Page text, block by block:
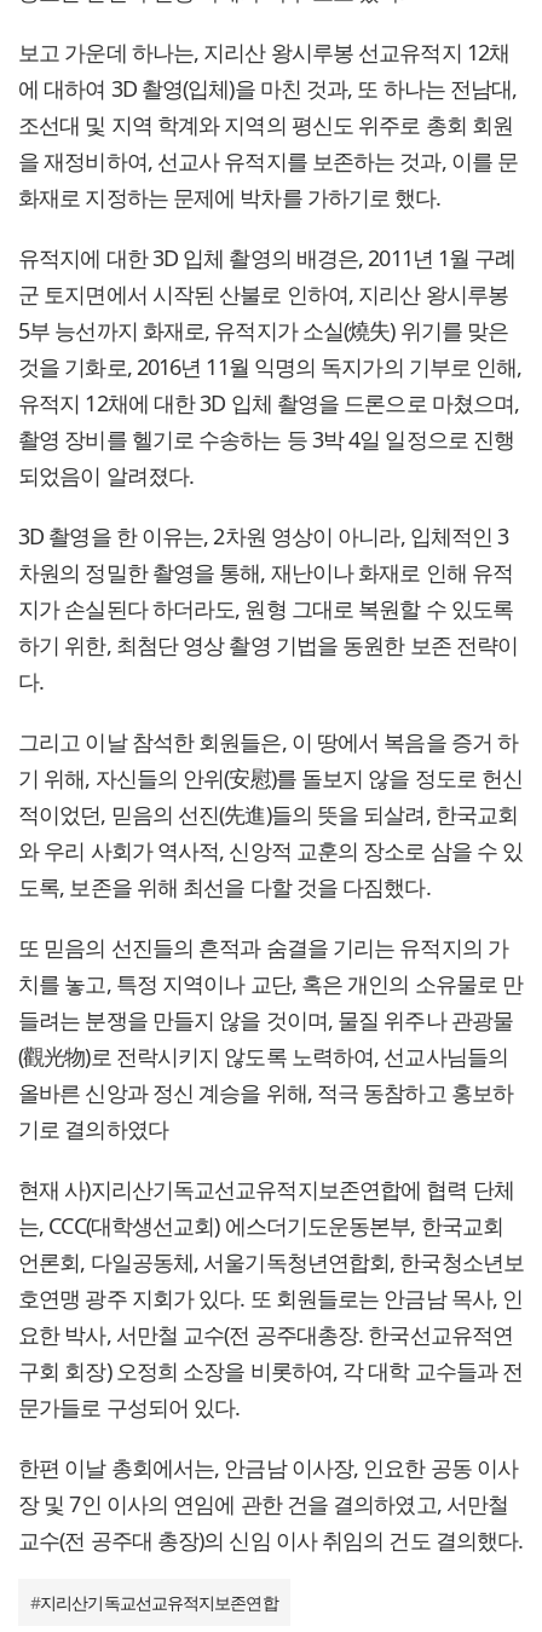
보고 가운데 하나는, 지리산 왕시루봉 선교유적지 12채
에 대하여 3D 촬영(입체)을 마친 것과, 또 하나는 전남대,
조선대 및 지역 학계와 지역의 평신도 위주로 총회 회원
을 재정비하여, 선교사 유적지를 보존하는 것과, 이를 문
화재로 지정하는 문제에 박차를 가하기로 했다.
유적지에 대한 3D 입체 촬영의 배경은, 2011년 1월 구례
군 토지면에서 시작된 산불로 인하여, 지리산 왕시루봉
5부 능선까지 화재로, 유적지가 소실(燒失) 위기를 맞은
것을 기화로, 2016년 11월 익명의 독지가의 기부로 인해,
유적지 12채에 대한 3D 입체 촬영을 드론으로 마쳤으며,
촬영 장비를 헬기로 수송하는 등 3박 4일 일정으로 진행
되었음이 알려졌다.
3D 촬영을 한 이유는, 2차원 영상이 아니라, 입체적인 3
차원의 정밀한 촬영을 통해, 재난이나 화재로 인해 유적
지가 손실된다 하더라도, 원형 그대로 복원할 수 있도록
하기 위한, 최첨단 영상 촬영 기법을 동원한 보존 전략이
다.
그리고 이날 참석한 회원들은, 이 땅에서 복음을 증거 하
기 위해, 자신들의 안위(安慰)를 돌보지 않을 정도로 헌신
적이었던, 믿음의 선진(先進)들의 뜻을 되살려, 한국교회
와 우리 사회가 역사적, 신앙적 교훈의 장소로 삼을 수 있
도록, 보존을 위해 최선을 다할 것을 다짐했다.
또 믿음의 선진들의 흔적과 숨결을 기리는 유적지의 가
치를 놓고, 특정 지역이나 교단, 혹은 개인의 소유물로 만
들려는 분쟁을 만들지 않을 것이며, 물질 위주나 관광물
(觀光物)로 전락시키지 않도록 노력하여, 선교사님들의
올바른 신앙과 정신 계승을 위해, 적극 동참하고 홍보하
기로 결의하였다
현재 사)지리산기독교선교유적지보존연합에 협력 단체
는, CCC(대학생선교회) 에스더기도운동본부, 한국교회
언론회, 다일공동체, 서울기독청년연합회, 한국청소년보
호연맹 광주 지회가 있다. 또 회원들로는 안금남 목사, 인
요한 박사, 서만철 교수(전 공주대총장. 한국선교유적연
구회 회장) 오정희 소장을 비롯하여, 각 대학 교수들과 전
문가들로 구성되어 있다.
한편 이날 총회에서는, 안금남 이사장, 인요한 공동 이사
장 및 7인 이사의 연임에 관한 건을 결의하였고, 서만철
교수(전 공주대 총장)의 신임 이사 취임의 건도 결의했다.
#지리산기독교선교유적지보존연합